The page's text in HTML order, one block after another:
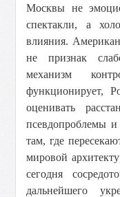
Москвы не
спектакли, а
влияния.
не признак
механизм
функционирует,
оценивать
псевдопроблемы и
там, где
мировой
сегодня
дальнейшего